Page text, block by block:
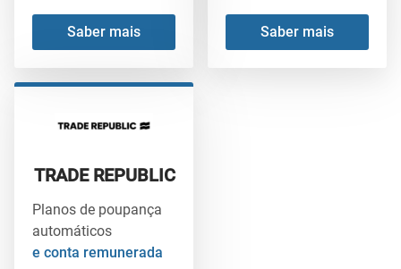
Saber mais Saber mais
TRADE REPUBLIC
Planos de poupança
automáticos
e conta remunerada